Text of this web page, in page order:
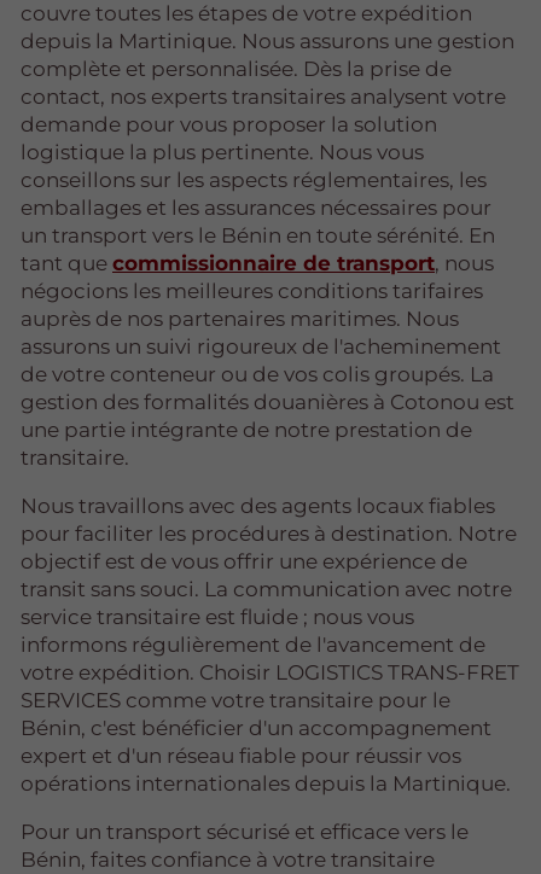
couvre toutes les étapes de votre expédition
depuis la Martinique. Nous assurons une gestion
complète et personnalisée. Dès la prise de
contact, nos experts transitaires analysent votre
demande pour vous proposer la solution
logistique la plus pertinente. Nous vous
conseillons sur les aspects réglementaires, les
emballages et les assurances nécessaires pour
un transport vers le Bénin en toute sérénité. En
tant que commissionnaire de transport, nous
négocions les meilleures conditions tarifaires
auprès de nos partenaires maritimes. Nous
assurons un suivi rigoureux de l'acheminement
de votre conteneur ou de vos colis groupés. La
gestion des formalités douanières à Cotonou est
une partie intégrante de notre prestation de
transitaire.
Nous travaillons avec des agents locaux fiables
pour faciliter les procédures à destination. Notre
objectif est de vous offrir une expérience de
transit sans souci. La communication avec notre
service transitaire est fluide ; nous vous
informons régulièrement de l'avancement de
votre expédition. Choisir LOGISTICS TRANS-FRET
SERVICES comme votre transitaire pour le
Bénin, c'est bénéficier d'un accompagnement
expert et d'un réseau fiable pour réussir vos
opérations internationales depuis la Martinique.
Pour un transport sécurisé et efficace vers le
Bénin, faites confiance à votre transitaire